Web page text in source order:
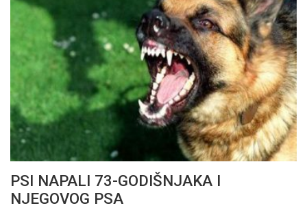
PSI NAPALI 73-GODIŠNJAKA I
NJEGOVOG PSA